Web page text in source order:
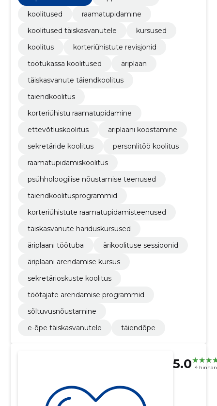
koolitused
raamatupidamine
koolitused täiskasvanutele
kursused
koolitus
korteriühistute revisjonid
töötukassa koolitused
äriplaan
täiskasvanute täiendkoolitus
täiendkoolitus
korteriühistu raamatupidamine
ettevõtluskoolitus
äriplaani koostamine
sekretäride koolitus
personlitöö koolitus
raamatupidamiskoolitus
psühholoogilise nõustamise teenused
täiendkoolitusprogrammid
korteriühistute raamatupidamisteenused
täiskasvanute hariduskursused
äriplaani töötuba
ärikoolituse sessioonid
äriplaani arendamise kursus
sekretärioskuste koolitus
töötajate arendamise programmid
sõltuvusnõustamine
e-õpe täiskasvanutele
täiendõpe
5.0 4